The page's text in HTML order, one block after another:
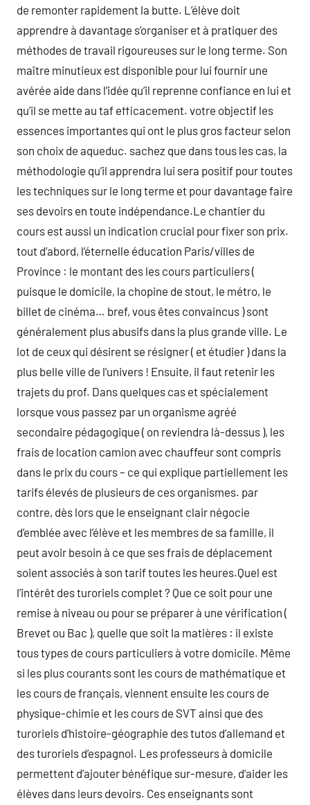
de remonter rapidement la butte. L’élève doit
apprendre à davantage s’organiser et à pratiquer des
méthodes de travail rigoureuses sur le long terme. Son
maître minutieux est disponible pour lui fournir une
avérée aide dans l’idée qu’il reprenne confiance en lui et
qu’il se mette au taf efficacement. votre objectif les
essences importantes qui ont le plus gros facteur selon
son choix de aqueduc. sachez que dans tous les cas, la
méthodologie qu’il apprendra lui sera positif pour toutes
les techniques sur le long terme et pour davantage faire
ses devoirs en toute indépendance.Le chantier du
cours est aussi un indication crucial pour fixer son prix.
tout d’abord, l’éternelle éducation Paris/villes de
Province : le montant des les cours particuliers (
puisque le domicile, la chopine de stout, le métro, le
billet de cinéma… bref, vous êtes convaincus ) sont
généralement plus abusifs dans la plus grande ville. Le
lot de ceux qui désirent se résigner ( et étudier ) dans la
plus belle ville de l’univers ! Ensuite, il faut retenir les
trajets du prof. Dans quelques cas et spécialement
lorsque vous passez par un organisme agréé
secondaire pédagogique ( on reviendra là-dessus ), les
frais de location camion avec chauffeur sont compris
dans le prix du cours – ce qui explique partiellement les
tarifs élevés de plusieurs de ces organismes. par
contre, dès lors que le enseignant clair négocie
d’emblée avec l’élève et les membres de sa famille, il
peut avoir besoin à ce que ses frais de déplacement
soient associés à son tarif toutes les heures.Quel est
l’intérêt des turoriels complet ? Que ce soit pour une
remise à niveau ou pour se préparer à une vérification (
Brevet ou Bac ), quelle que soit la matières : il existe
tous types de cours particuliers à votre domicile. Même
si les plus courants sont les cours de mathématique et
les cours de français, viennent ensuite les cours de
physique-chimie et les cours de SVT ainsi que des
turoriels d’histoire-géographie des tutos d’allemand et
des turoriels d’espagnol. Les professeurs à domicile
permettent d’ajouter bénéfique sur-mesure, d’aider les
élèves dans leurs devoirs. Ces enseignants sont